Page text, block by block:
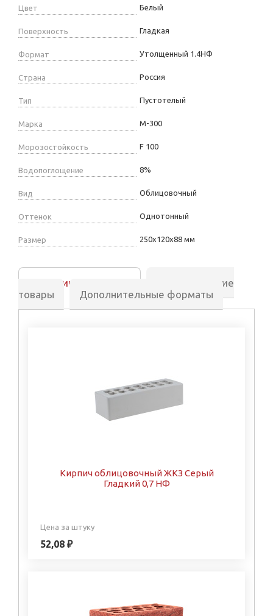
Цвет Белый
Поверхность Гладкая
Формат Утолщенный 1.4НФ
Страна Россия
Тип Пустотелый
Марка М-300
Морозостойкость F 100
Водопоглощение 8%
Вид Облицовочный
Оттенок Однотонный
Размер 250х120х88 мм
Аналогичные товары
Сопутствующие
товары
Дополнительные форматы
Кирпич облицовочный ЖКЗ Серый
Гладкий 0,7 НФ
Цена за штуку
52,08 ₽